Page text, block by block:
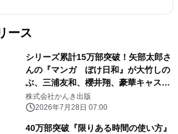
ース
シリーズ累計15万部突破！矢部太郎さ
んの『マンガ ぼけ日和』が大竹しの
ぶ、三浦友和、櫻井翔、豪華キャスト
で実写映画化！2027年公開決定
株式会社かんき出版
2026年7月28日 07:00
40万部突破『限りある時間の使い方』